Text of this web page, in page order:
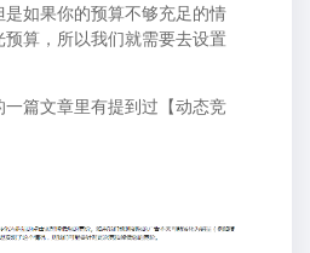
如果你的预算不够充足的情
算，所以我们就需要去设置
篇文章里有提到过【动态竞